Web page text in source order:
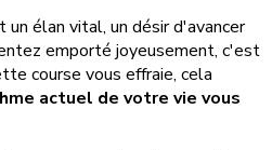
élan vital, un désir d'avancer
emporté joyeusement, c'est
course vous effraie, cela
actuel de votre vie vous